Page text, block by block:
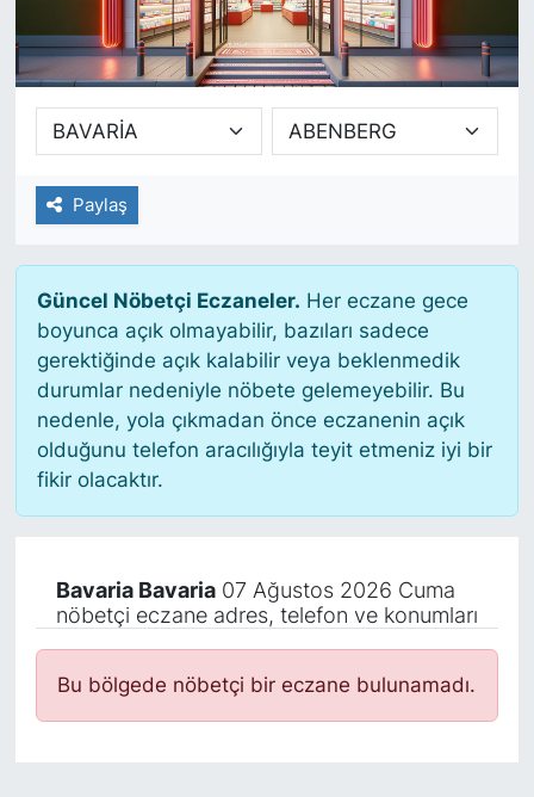
Paylaş
Güncel Nöbetçi Eczaneler. Her eczane gece
boyunca açık olmayabilir, bazıları sadece
gerektiğinde açık kalabilir veya beklenmedik
durumlar nedeniyle nöbete gelemeyebilir. Bu
nedenle, yola çıkmadan önce eczanenin açık
olduğunu telefon aracılığıyla teyit etmeniz iyi bir
fikir olacaktır.
Bavaria Bavaria07 Ağustos 2026 Cuma
nöbetçi eczane adres, telefon ve konumları
Bu bölgede nöbetçi bir eczane bulunamadı.
SİYASET
SAĞLIK